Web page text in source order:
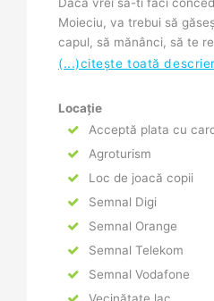
Dacă vrei să-ti faci
Moieciu, va trebui să
capul, să mănânci, să te
(...)citește toată
Locație
Acceptă plata cu
Agroturism
Loc de joacă copii
Semnal Digi
Semnal Orange
Semnal Telekom
Semnal Vodafone